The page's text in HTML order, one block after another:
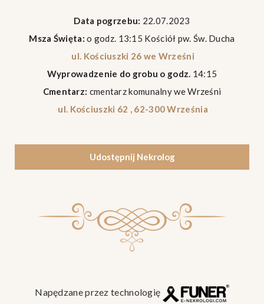
Data pogrzebu: 22.07.2023
Msza Święta: o godz. 13:15 Kościół pw. Św. Ducha
ul. Kościuszki 26 we Wrześni
Wyprowadzenie do grobu o godz. 14:15
Cmentarz: cmentarz komunalny we Wrześni
ul. Kościuszki 62 , 62-300 Września
Udostępnij Nekrolog
Napędzane przez technologię